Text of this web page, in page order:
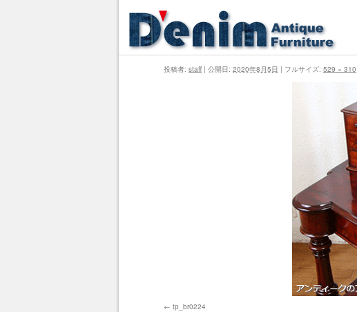
投稿者: staff | 公開日: 2020年8月5日 | フルサイズ: 529 × 310
tp_br0224